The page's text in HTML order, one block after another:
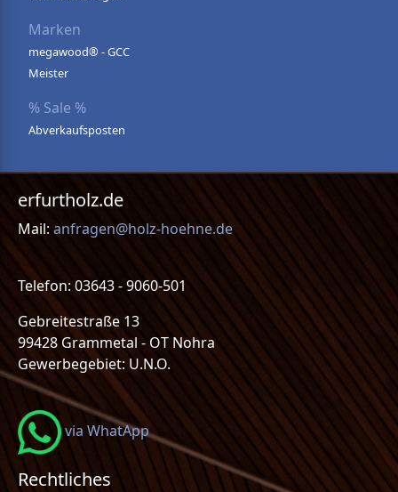
Marken
megawood® - GCC
Meister
% Sale %
Abverkaufsposten
erfurtholz.de
Mail: anfragen@holz-hoehne.de
Telefon: 03643 - 9060-501
Gebreitestraße 13
99428 Grammetal - OT Nohra
Gewerbegebiet: U.N.O.
via WhatApp
Rechtliches